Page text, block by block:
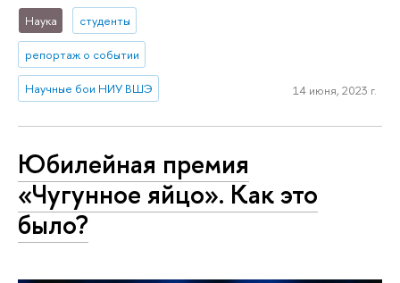
Наука студенты
репортаж о событии
Научные бои НИУ ВШЭ 14 июня, 2023 г.
Юбилейная премия
«Чугунное яйцо». Как это
было?